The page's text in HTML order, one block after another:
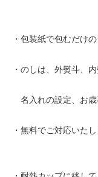
・包装紙で包むだけ
・のしは、外熨斗、
名入れの設定、お歳
・無料でご対応いたし